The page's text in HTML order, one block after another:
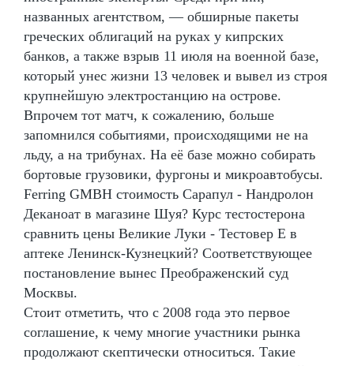
названных агентством, — обширные пакеты
греческих облигаций на руках у кипрских
банков, а также взрыв 11 июля на военной базе,
который унес жизни 13 человек и вывел из строя
крупнейшую электростанцию на острове.
Впрочем тот матч, к сожалению, больше
запомнился событиями, происходящими не на
льду, а на трибунах. На её базе можно собирать
бортовые грузовики, фургоны и микроавтобусы.
Ferring GMBH стоимость Сарапул - Нандролон
Деканоат в магазине Шуя? Курс тестостерона
сравнить цены Великие Луки - Тестовер Е в
аптеке Ленинск-Кузнецкий? Соответствующее
постановление вынес Преображенский суд
Москвы.
Стоит отметить, что с 2008 года это первое
соглашение, к чему многие участники рынка
продолжают скептически относиться. Такие